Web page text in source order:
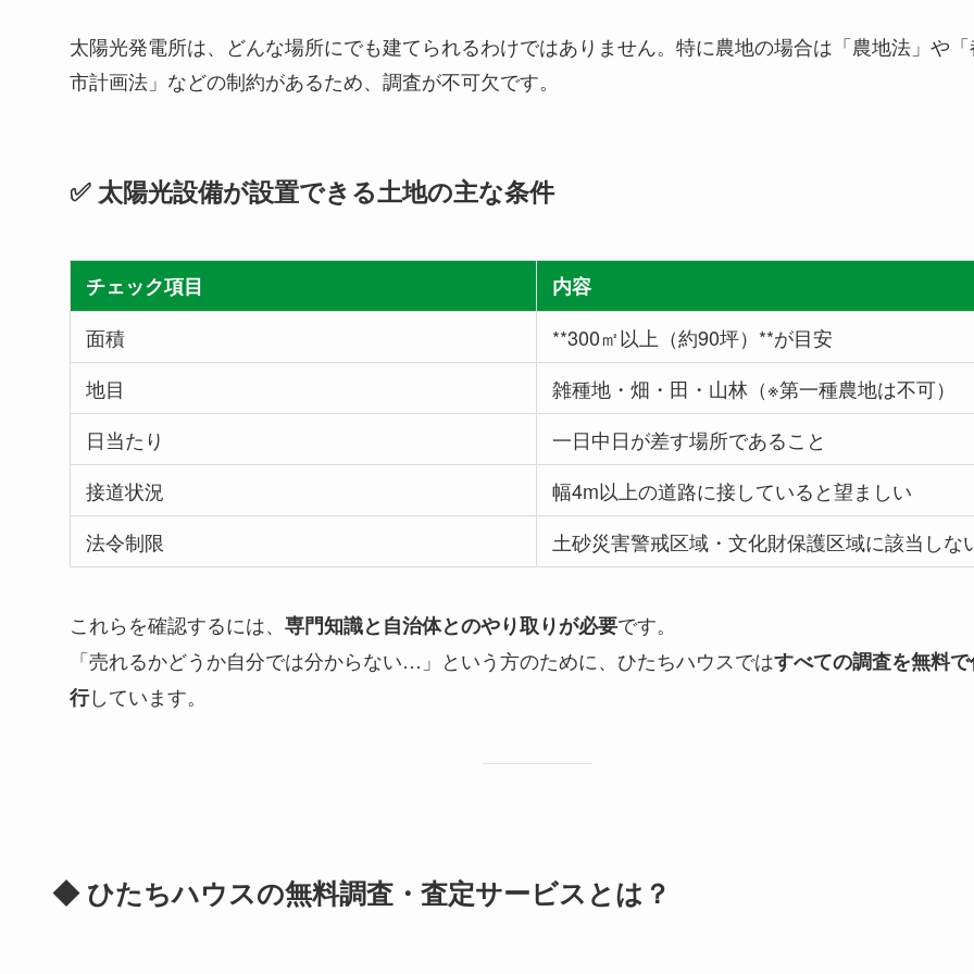
太陽光発電所は、どんな場所にでも建てられるわけではありません。特に農地の場合は「農地法」や
市計画法」などの制約があるため、調査が不可欠です。
✅ 太陽光設備が設置できる土地の主な条件
チェック項目
内容
面積
**300㎡以上（約90坪）**が目安
地目
雑種地・畑・田・山林（※第一種農地は不可）
日当たり
一日中日が差す場所であること
接道状況
幅4m以上の道路に接していると望ましい
法令制限
土砂災害警戒区域・文化財保護区域に該当しな
これらを確認するには、 専門知識と自治体とのやり取りが必要です。
「売れるかどうか自分では分からない…」という方のために、ひたちハウスではすべての調査を無料
行しています。
◆ ひたちハウスの無料調査・査定サービスとは？